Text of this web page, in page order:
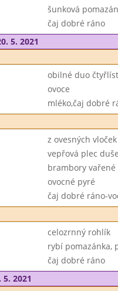
šunková
čaj dobré ráno
5. 2021
obilné duo
ovoce
mléko,čaj dobré
z ovesných
vepřová plec
brambory vařené
ovocné pyré
čaj dobré ráno-
celozrnný rohlík
rybí pomazánka,
čaj dobré ráno
2021